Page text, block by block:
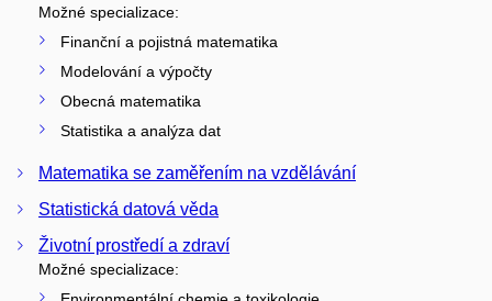
Možné specializace:
Finanční a pojistná matematika
Modelování a výpočty
Obecná matematika
Statistika a analýza dat
Matematika se zaměřením na vzdělávání
Statistická datová věda
Životní prostředí a zdraví
Možné specializace: